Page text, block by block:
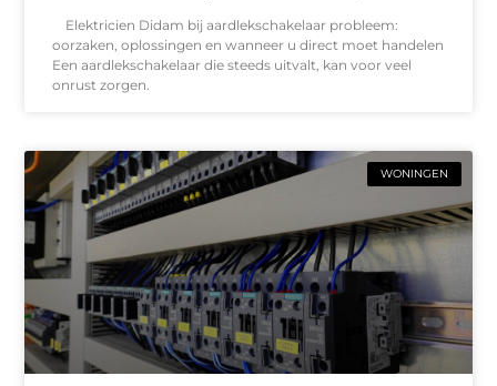
Elektricien Didam bij aardlekschakelaar probleem:
oorzaken, oplossingen en wanneer u direct moet handelen
Een aardlekschakelaar die steeds uitvalt, kan voor veel
onrust zorgen.
WONINGEN